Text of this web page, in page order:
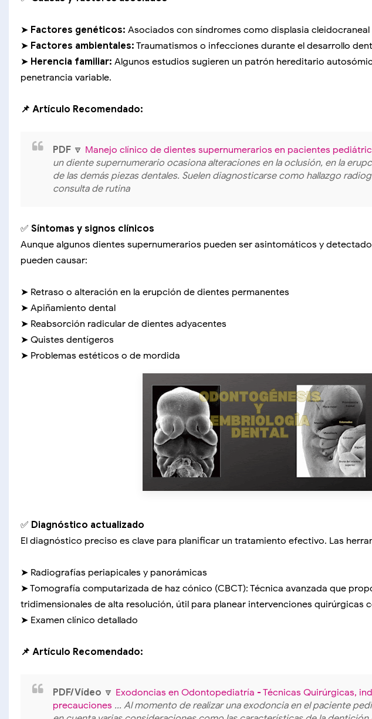
➤ Factores genéticos: Asociados con síndromes como displasia
➤ Factores ambientales: Traumatismos o infecciones durante el desarrollo
➤ Herencia familiar: Algunos estudios sugieren un patrón hereditario
penetrancia variable.
📌 Artículo Recomendado:
PDF 🔽 Manejo clínico de dientes supernumerarios en pacientes
un diente supernumerario ocasiona alteraciones en la oclusión, en la
de las demás piezas dentales. Suelen diagnosticarse como hallazgo
consulta de rutina
✅ Síntomas y signos clínicos
Aunque algunos dientes supernumerarios pueden ser asintomáticos y
pueden causar:
➤ Retraso o alteración en la erupción de dientes permanentes
➤ Apiñamiento dental
➤ Reabsorción radicular de dientes adyacentes
➤ Quistes dentígeros
➤ Problemas estéticos o de mordida
✅ Diagnóstico actualizado
El diagnóstico preciso es clave para planificar un tratamiento efectivo. Las
➤ Radiografías periapicales y panorámicas
➤ Tomografía computarizada de haz cónico (CBCT): Técnica avanzada que
tridimensionales de alta resolución, útil para planear intervenciones quirúrgicas
➤ Examen clínico detallado
📌 Artículo Recomendado:
PDF/Vídeo 🔽 Exodoncias en Odontopediatría - Técnicas Quirúrgicas,
precauciones ... Al momento de realizar una exodoncia en el paciente